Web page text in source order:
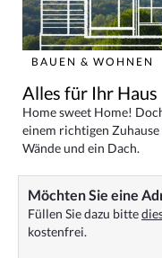
BAUEN & WOHNEN
Alles für Ihr Haus
Home sweet Home!
einem richtigen
Wände und ein Dach.
Möchten Sie eine
Füllen Sie dazu bitte
kostenfrei.